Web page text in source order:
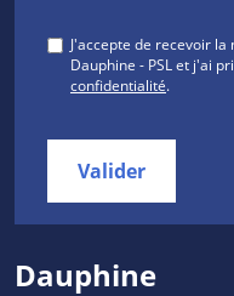
J'accepte de recevoir
Dauphine - PSL et j'ai
confidentialité.
Valider
Dauphine